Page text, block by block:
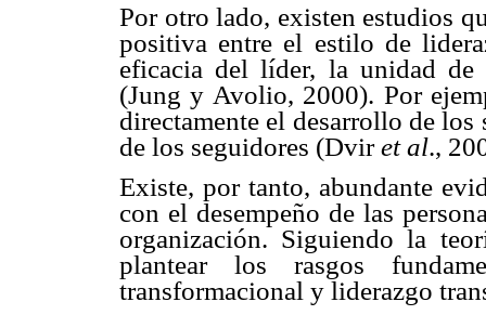
Por otro lado, existen estudios
positiva entre el estilo de
eficacia del líder, la unidad de
(Jung y Avolio, 2000). Por
directamente el desarrollo de los
de los seguidores (Dviret al.,
Existe, por tanto, abundante
con el desempeño de las
organización. Siguiendo la
plantear los rasgos
transformacional y liderazgo